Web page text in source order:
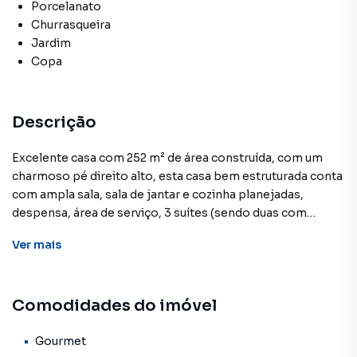
Porcelanato
Churrasqueira
Jardim
Copa
Descrição
Excelente casa com 252 m² de área construída, com um
charmoso pé direito alto, esta casa bem estruturada conta
com ampla sala, sala de jantar e cozinha planejadas,
despensa, área de serviço, 3 suítes (sendo duas com
ampla área gourmet com churrasqueira e ilha em mármore,
1.000.000,00 + Transferência do consórcio de R$
completa com pista para caminhada, salões de festas,
Ver mais
Comodidades do imóvel
Gourmet